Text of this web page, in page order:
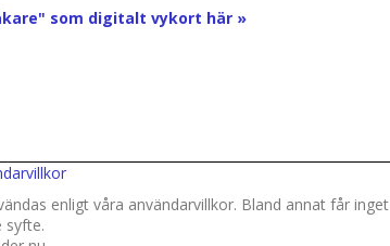
som digitalt vykort här »
enligt våra användarvillkor. Bland annat får inget
syfte.